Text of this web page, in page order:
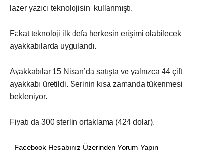
lazer yazıcı teknolojisini kullanmıştı.
Fakat teknoloji ilk defa herkesin erişimi olabilecek
ayakkabılarda uygulandı.
Ayakkabılar 15 Nisan’da satışta ve yalnızca 44 çift
ayakkabı üretildi. Serinin kısa zamanda tükenmesi
bekleniyor.
Fiyatı da 300 sterlin ortaklama (424 dolar).
Facebook Hesabınız Üzerinden Yorum Yapın